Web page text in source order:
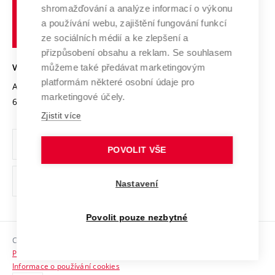
Transfer znalostí
Open Science
Projekty
Projekty ze strukturálních fondů
Specifický výzkum
Služby univerzity
Mezinárodní dohody
Univerzitní sítě
Udržitelná univerzita
Podnikavá univerzita / ContriBUTe
Bezpečná univerzita
Vyznamenání
Organizační struktura
Ochrana osobních údajů
odkaz)
Sociální bezpečí
HR Award
učení
technické
VYSOKÉ UČENÍ TECHNICKÉ V BRNĚ
Antonínská 548/1
602 00 Brno
www.vut.cz
vut@vutbr.cz
Copyright © 2026 VUT
Prohlášení o přístupnosti
Informace o používání cookies
shromažďování a analýze informací o výkonu
a používání webu, zajištění fungování funkcí
ze sociálních médií a ke zlepšení a
přizpůsobení obsahu a reklam. Se souhlasem
můžeme také předávat marketingovým
platformám některé osobní údaje pro
marketingové účely.
Zjistit více
POVOLIT VŠE
Nastavení
Povolit pouze nezbytné